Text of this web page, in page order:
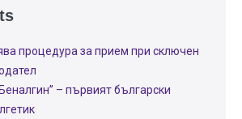
процедура за прием при сключен
– първият български